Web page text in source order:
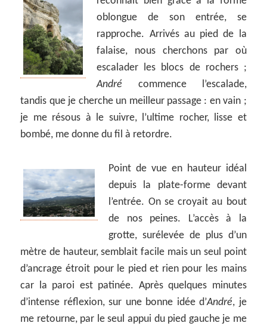
oblongue de son entrée, se
rapproche. Arrivés au pied de la
falaise, nous cherchons par où
escalader les blocs de rochers ;
André commence l’escalade,
tandis que je cherche un meilleur passage : en vain ;
je me résous à le suivre, l’ultime rocher, lisse et
bombé, me donne du fil à retordre.
Point de vue en hauteur idéal
depuis la plate-forme devant
l’entrée. On se croyait au bout
de nos peines. L’accès à la
grotte, surélevée de plus d’un
mètre de hauteur, semblait facile mais un seul point
d’ancrage étroit pour le pied et rien pour les mains
car la paroi est patinée. Après quelques minutes
d’intense réflexion, sur une bonne idée d’André, je
me retourne, par le seul appui du pied gauche je me